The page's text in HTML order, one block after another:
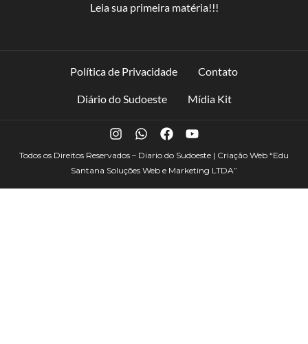
Leia sua primeira matéria!!!
Política de Privacidade Contato
Diário do Sudoeste Mídia Kit
Todos os Direitos Reservados – Diario do Sudoeste | Criação Web “Edu
Santana Soluções Web e Marketing LTDA”